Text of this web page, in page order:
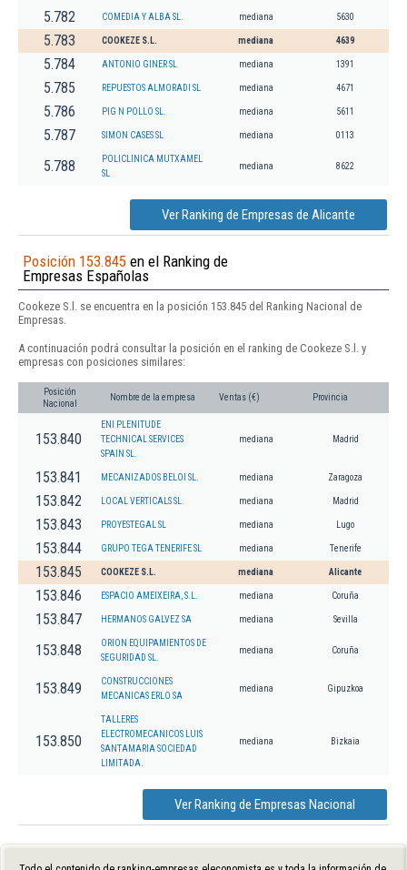
5.782 COMEDIA Y ALBA SL. mediana 5630
5.783 COOKEZE S.L. mediana 4639
5.784 ANTONIO GINER SL mediana 1391
5.785 REPUESTOS ALMORADI SL mediana 4671
5.786 PIG N POLLO SL. mediana 5611
5.787 SIMON CASES SL mediana 0113
5.788
POLICLINICA MUTXAMEL
SL
mediana 8622
Ver Ranking de Empresas de Alicante
Posición 153.845 en el Ranking de
Empresas Españolas
Cookeze S.l. se encuentra en la posición 153.845 del Ranking Nacional de
Empresas.
A continuación podrá consultar la posición en el ranking de Cookeze S.l. y
empresas con posiciones similares:
Posición
Nacional
Nombre de la empresa Ventas (€) Provincia
153.840
ENI PLENITUDE
TECHNICAL SERVICES
SPAIN SL.
mediana Madrid
153.841 MECANIZADOS BELOI SL. mediana Zaragoza
153.842 LOCAL VERTICALS SL. mediana Madrid
153.843 PROYESTEGAL SL mediana Lugo
153.844 GRUPO TEGA TENERIFE SL mediana Tenerife
153.845 COOKEZE S.L. mediana Alicante
153.846 ESPACIO AMEIXEIRA, S.L. mediana Coruña
153.847 HERMANOS GALVEZ SA mediana Sevilla
153.848
ORION EQUIPAMIENTOS DE
SEGURIDAD SL.
mediana Coruña
153.849
CONSTRUCCIONES
MECANICAS ERLO SA
mediana Gipuzkoa
153.850
TALLERES
ELECTROMECANICOS LUIS
SANTAMARIA SOCIEDAD
LIMITADA.
mediana Bizkaia
Ver Ranking de Empresas Nacional